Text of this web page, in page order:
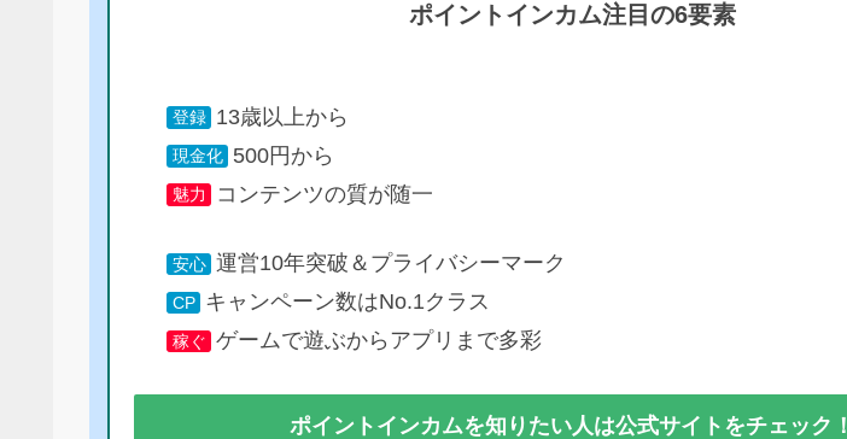
ポイントインカム注目の6要素
登録 13歳以上から
現金化 500円から
魅力 コンテンツの質が随一
安心 運営10年突破＆プライバシーマーク
CP キャンペーン数はNo.1クラス
稼ぐ ゲームで遊ぶからアプリまで多彩
ポイントインカムを知りたい人は公式サイトをチェック！